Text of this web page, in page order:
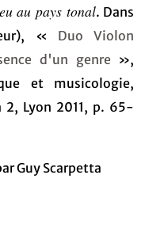
au pays tonal. Dans
« Duo Violon
d'un genre »,
et musicologie,
2, Lyon 2011, p. 65-
Guy Scarpetta